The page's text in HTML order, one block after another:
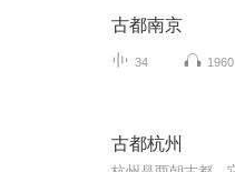
古都南京
34 1960
古都杭州